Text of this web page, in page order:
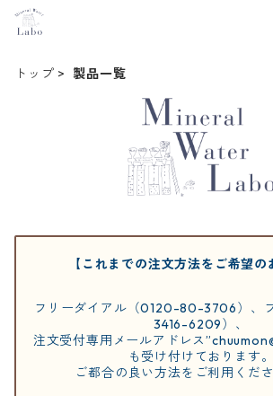
トップ 製品一覧
【これまでの注文方法をご希望の
フリーダイアル（0120-80-3706）、
3416-6209）、
注文受付専用メールアドレス”
も受け付けております。
ご都合の良い方法をご利用くださ